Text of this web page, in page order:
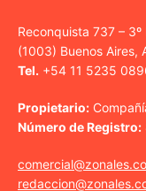
Reconquista 737 – 3º
(1003) Buenos Aires,
Tel. +54 11 5235
Propietario:
Número de Registro: